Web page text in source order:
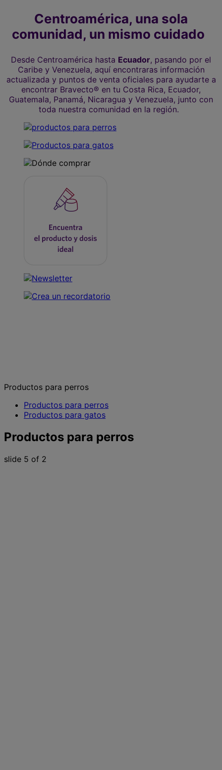
Centroamérica, una sola
comunidad, un mismo cuidado
Desde Centroamérica hasta Ecuador, pasando por el
Caribe y Venezuela, aquí encontraras información
actualizada y puntos de venta oficiales para ayudarte a
encontrar Bravecto® en tu Costa Rica, Ecuador,
Guatemala, Panamá, Nicaragua y Venezuela, junto con
toda nuestra comunidad en la región.
Productos para perros
Productos para perros
Productos para gatos
Productos para perros
slide 5 of 2